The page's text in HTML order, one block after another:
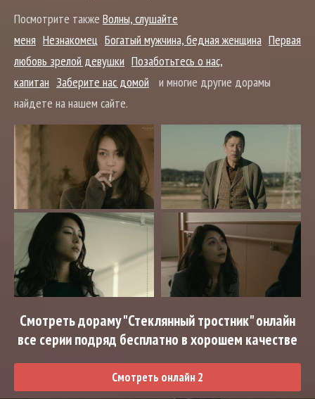
Посмотрите также Волны, слушайте
меня Незнакомец Богатый мужчина, бедная женщина Первая
любовь зрелой девушки Позаботьтесь о нас,
капитан Заберите нас домой
и многие другие дорамы
найдете на нашем сайте.
Смотреть дораму "Стеклянный тростник" онлайн
все серии подряд бесплатно в хорошем качестве
Смотреть онлайн 2